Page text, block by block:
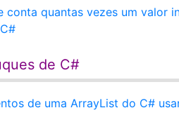
conta quantas vezes um valor
de C#
de uma ArrayList do C#